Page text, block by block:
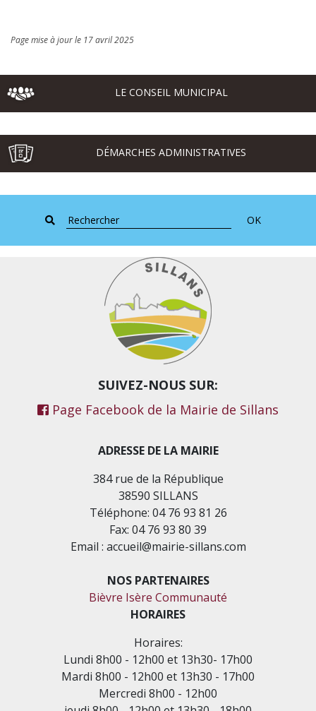
Page mise à jour le 17 avril 2025
LE CONSEIL MUNICIPAL
DÉMARCHES ADMINISTRATIVES
OK
ADRESSE DE LA MAIRIE
384 rue de la République
38590 SILLANS
Téléphone: 04 76 93 81 26
Fax: 04 76 93 80 39
Email : accueil@mairie-sillans.com
NOS PARTENAIRES
Bièvre Isère Communauté
SUIVEZ-NOUS SUR:
Page Facebook de la Mairie de Sillans
HORAIRES
Horaires:
Lundi 8h00 - 12h00 et 13h30- 17h00
Mardi 8h00 - 12h00 et 13h30 - 17h00
Mercredi 8h00 - 12h00